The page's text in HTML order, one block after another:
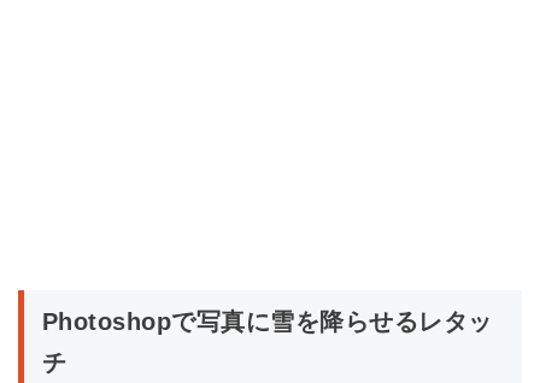
Photoshopで写真に雪を降らせるレタッ
チ